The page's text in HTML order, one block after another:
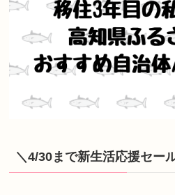
＼4/30まで新生活応援セー